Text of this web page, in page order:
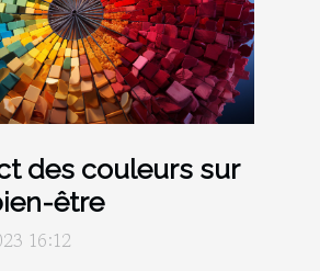
des couleurs sur
être
16:12